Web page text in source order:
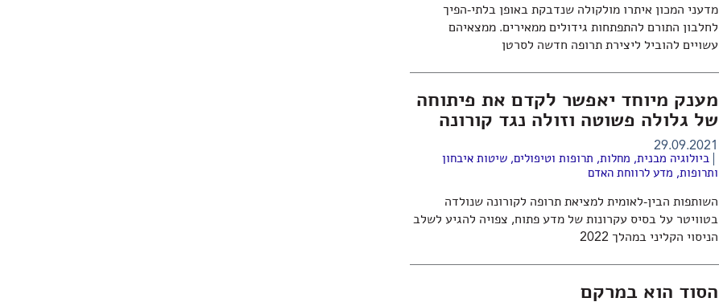
מדעני המכון איתרו מולקולה שנדבקת באופן בלתי-הפיך
לחלבון התורם להתפתחות גידולים ממאירים. ממצאיהם
עשויים להוביל ליצירת תרופה חדשה לסרטן
מענק מיוחד יאפשר לקדם את פיתוחה
של גלולה פשוטה וזולה נגד קורונה
29.09.2021
ביולוגיה מבנית, מחלות, תרופות וטיפולים,שיטות איבחון
ותרופות, מדע לרווחת האדם
השותפות הבין-לאומית למציאת תרופה לקורונה שנולדה
בטוויטר על בסיס עקרונות של מדע פתוח, צפויה להגיע לשלב
הניסוי הקליני במהלך 2022
הסוד הוא במרקם